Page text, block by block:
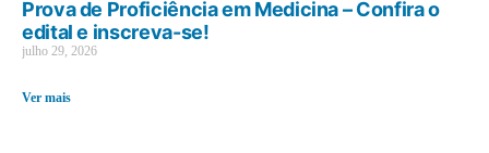
Prova de Proficiência em Medicina – Confira o
edital e inscreva-se!
julho 29, 2026
Ver mais